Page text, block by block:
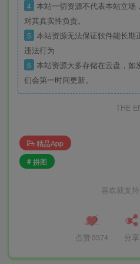
4 本站一切资源不代表本站立场
对其真实性负责。
5 本站资源无法保证软件能长期
违法行为
6 本站资源大多存储在云盘，如
们会第一时间更新。
THE
精品App
# 拼图
喜欢就支
点赞 3374 分享